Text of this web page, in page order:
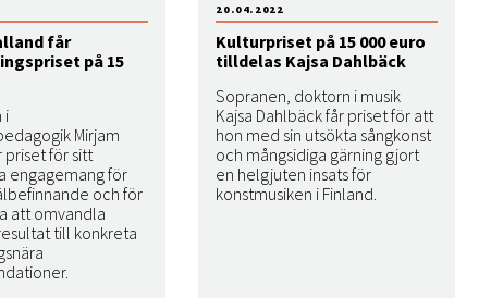
får
på 15
i
Mirjam
priset för sitt
engagemang för
och för
att omvandla
till konkreta
Kulturpriset på 15 000 euro
tilldelas Kajsa Dahlbäck
Sopranen, doktorn i musik
Kajsa Dahlbäck får priset för att
hon med sin utsökta sångkonst
och mångsidiga gärning gjort
en helgjuten insats för
konstmusiken i Finland.
20.04.2022